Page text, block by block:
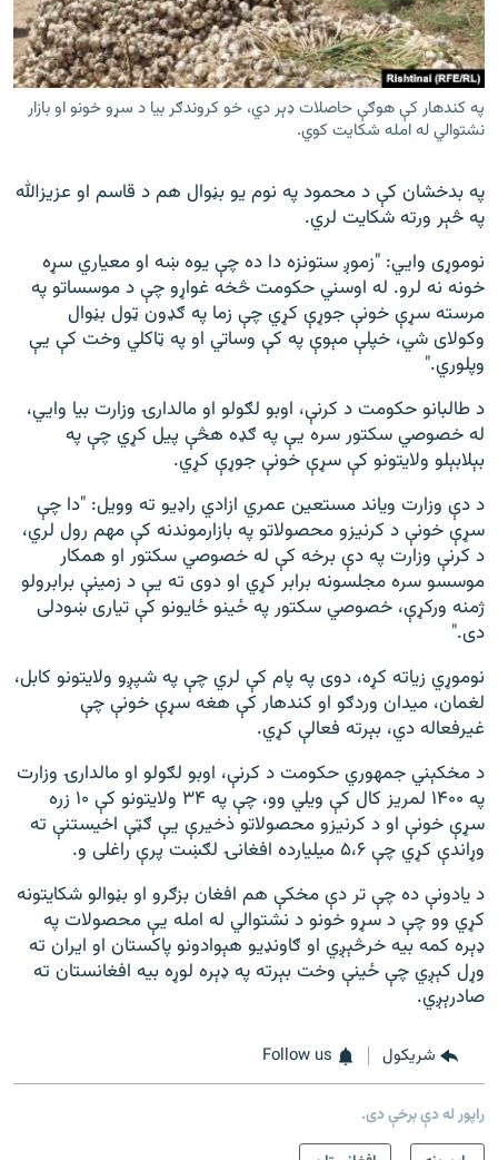
په کندهار کې هوګې حاصلات ډېر دي، خو کروندګر بیا د سړو خونو او بازار
نشتوالي له امله شکایت کوي.
په بدخشان کې د محمود په نوم یو بڼوال هم د قاسم او عزیزالله
په څېر ورته شکایت لري.
نوموړی وايي: "زموږ ستونزه دا ده چې یوه ښه او معیاري سړه
خونه نه لرو. له اوسني حکومت څخه غواړو چې د موسساتو په
مرسته سړې خونې جوړې کړي چې زما په ګډون ټول بڼوال
وکولای شي، خپلې مېوې په کې وساتي او په ټاکلي وخت کې یې
وپلوري."
د طالبانو حکومت د کرنې، اوبو لګولو او مالدارۍ وزارت بيا وايي،
له خصوصي سکتور سره یې په ګډه هڅې پیل کړي چې په
بېلابېلو ولایتونو کې سړې خونې جوړې کړي.
د دې وزارت ویاند مستعین عمري ازادي راډيو ته وویل: "دا چې
سړې خونې د کرنیزو محصولاتو په بازارموندنه کې مهم رول لري،
د کرنې وزارت په دې برخه کې له خصوصي سکتور او همکار
موسسو سره مجلسونه برابر کړي او دوی ته یې د زمینې برابرولو
ژمنه ورکړې، خصوصي سکتور په ځینو ځایونو کې تیاری ښودلی
دی."
نوموړي زیاته کړه، دوى په پام کې لري چې په شپږو ولایتونو کابل،
لغمان، میدان وردګو او کندهار کې هغه سړې خونې چې
غیرفعاله دي، بېرته فعالې کړي.
د مخکېني جمهوري حکومت د کرنې، اوبو لګولو او مالدارۍ وزارت
په ۱۴۰۰ لمریز کال کې ویلي وو، چې په ۳۴ ولایتونو کې ۱۰ زره
سړې خونې او د کرنیزو محصولاتو ذخیرې یې ګټې اخیستنې ته
وړاندې کړي چې ۵،۶ میلیارده افغانۍ لګښت پرې راغلی و.
د یادونې ده چې تر دې مخکې هم افغان بزګرو او بڼوالو شکایتونه
کړي وو چې د سړو خونو د نشتوالي له امله یې محصولات په
ډېره کمه بیه خرڅېږي او ګاونډیو هېوادونو پاکستان او ایران ته
وړل کېږي چې ځینې وخت بېرته په ډېره لوړه بیه افغانستان ته
صادرېږي.
شريکول Follow us
راپور له دې برخې دی.